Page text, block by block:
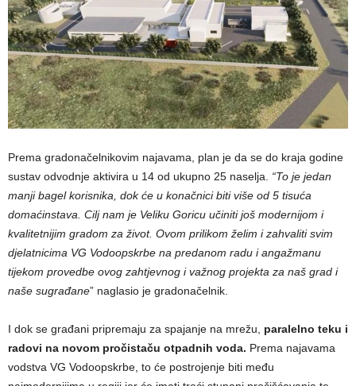
Prema gradonačelnikovim najavama, plan je da se do kraja godine
sustav odvodnje aktivira u 14 od ukupno 25 naselja. “To je jedan
manji bagel korisnika, dok će u konačnici biti više od 5 tisuća
domaćinstava. Cilj nam je Veliku Goricu učiniti još modernijom i
kvalitetnijim gradom za život. Ovom prilikom želim i zahvaliti svim
djelatnicima VG Vodoopskrbe na predanom radu i angažmanu
tijekom provedbe ovog zahtjevnog i važnog projekta za naš grad i
naše sugrađane” naglasio je gradonačelnik.
I dok se građani pripremaju za spajanje na mrežu,
paralelno teku i
radovi na novom pročistaču otpadnih voda. Prema najavama
vodstva VG Vodoopskrbe, to će postrojenje biti među